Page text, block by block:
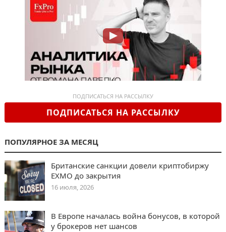
ПОДПИСАТЬСЯ НА РАССЫЛКУ
ПОДПИСАТЬСЯ НА РАССЫЛКУ
ПОПУЛЯРНОЕ ЗА МЕСЯЦ
Британские санкции довели криптобиржу
EXMO до закрытия
16 июля, 2026
В Европе началась война бонусов, в которой
у брокеров нет шансов